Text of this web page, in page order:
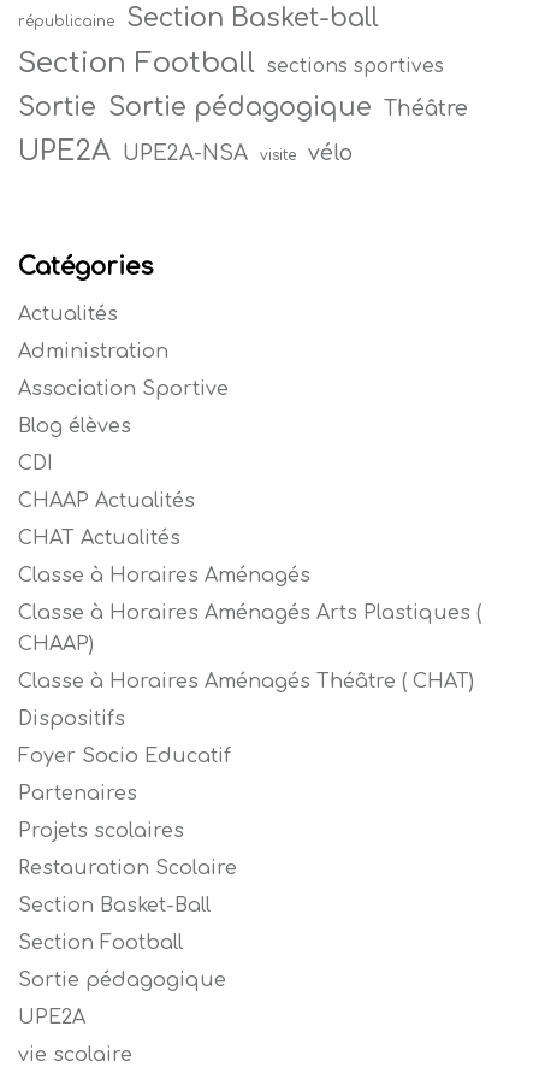
républicaine Section Basket-ball
Section Football sections sportives
Sortie Sortie pédagogique Théâtre
UPE2A UPE2A-NSA visite vélo
Catégories
Actualités
Administration
Association Sportive
Blog élèves
CDI
CHAAP Actualités
CHAT Actualités
Classe à Horaires Aménagés
Classe à Horaires Aménagés Arts Plastiques (
CHAAP)
Classe à Horaires Aménagés Théâtre ( CHAT)
Dispositifs
Foyer Socio Educatif
Partenaires
Projets scolaires
Restauration Scolaire
Section Basket-Ball
Section Football
Sortie pédagogique
UPE2A
vie scolaire